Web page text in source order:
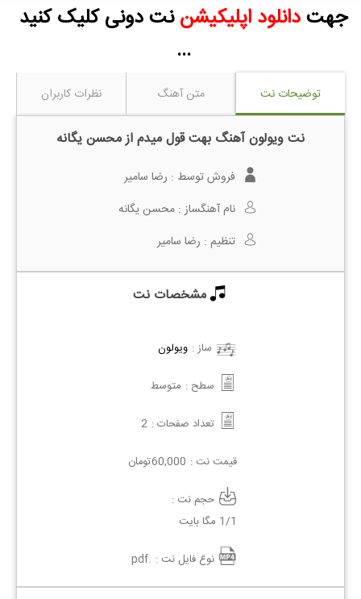
جهتدانلود اپلیکیشن نت دونی کلیک کنید
...
توضیحات نت متن آهنگ نظرات کاربران
نت ویولون آهنگ بهت قول میدم از محسن یگانه
فروش توسط : رضا سامیر
نام آهنگساز : محسن یگانه
تنظیم : رضا سامیر
مشخصات نت
ساز : ویولون
سطح : متوسط
تعداد صفحات : 2
قیمت نت : 60,000تومان
حجم نت :
1/1 مگا بایت
نوع فایل نت : .pdf